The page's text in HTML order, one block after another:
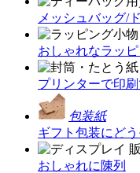
メッシュバッグ/
おしゃれなラッ
プリンターで印
包装紙
ギフト包装にど
おしゃれに陳列